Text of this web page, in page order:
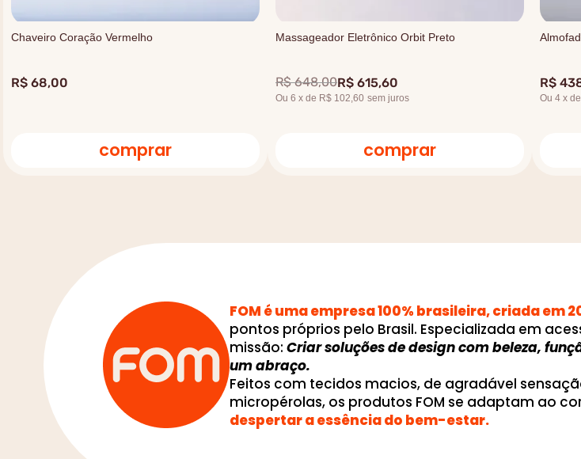
Chaveiro Coração Vermelho
R$ 68,00
comprar
Massageador Eletrônico Orbit Preto
R$ 648,00R$ 615,60
Ou 6 x de R$ 102,60 sem juros
comprar
R$
Ou 4 x de
FOM é uma empresa 100% brasileira, criada em
pontos próprios pelo Brasil. Especializada em
missão: Criar soluções de design com beleza,
um abraço.
Feitos com tecidos macios, de agradável
micropérolas, os produtos FOM se adaptam ao
despertar a essência do bem-estar.